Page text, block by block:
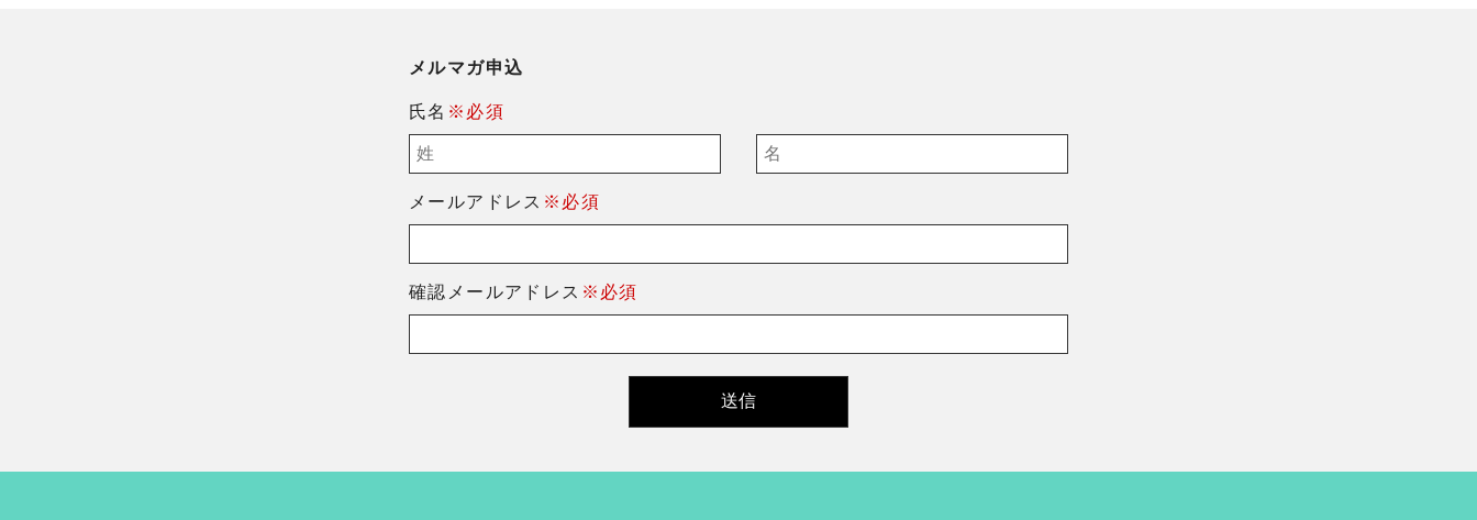
メルマガ申込
氏名 ※必須
メールアドレス ※必須
確認メールアドレス ※必須